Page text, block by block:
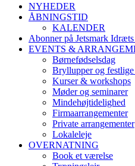
NYHEDER
ÅBNINGSTID
KALENDER
Abonner på Jetsmark
EVENTS &
Børnefødselsdag
Bryllupper og
Kurser & workshops
Møder og seminarer
Mindehøjtidelighed
Firmaarrangementer
Private arrangementer
Lokaleleje
OVERNATNING
Book et værelse